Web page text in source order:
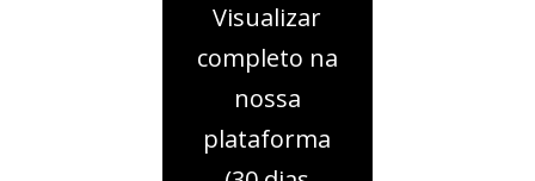
Visualizar
completo na
nossa
plataforma